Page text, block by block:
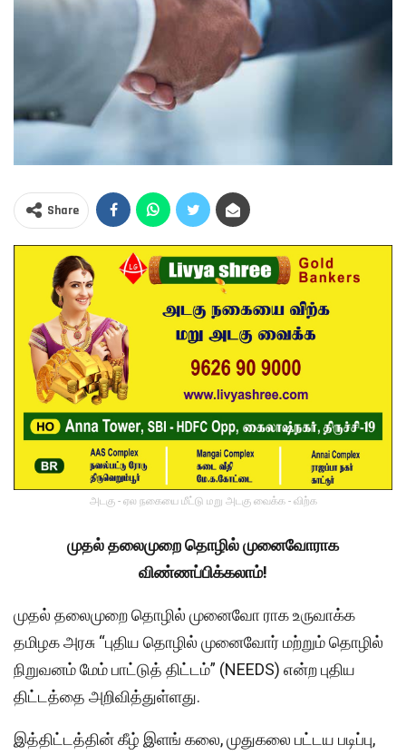
Share
அடகு - ஏல நகையை மீட்டு மறு அடகு வைக்க - விற்க
முதல் தலைமுறை தொழில் முனைவோராக
விண்ணப்பிக்கலாம்!
முதல் தலைமுறை தொழில் முனைவோ ராக உருவாக்க
தமிழக அரசு “புதிய தொழில் முனைவோர் மற்றும் தொழில்
நிறுவனம் மேம் பாட்டுத் திட்டம்” (NEEDS) என்ற புதிய
திட்டத்தை அறிவித்துள்ளது.
இத்திட்டத்தின் கீழ் இளங் கலை, முதுகலை பட்டய படிப்பு,